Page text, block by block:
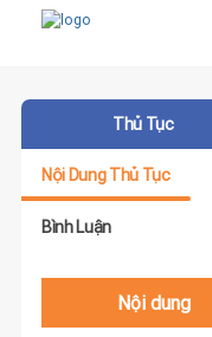
Thủ Tục
Nội Dung Thủ Tục
Bình Luận
Nội dung